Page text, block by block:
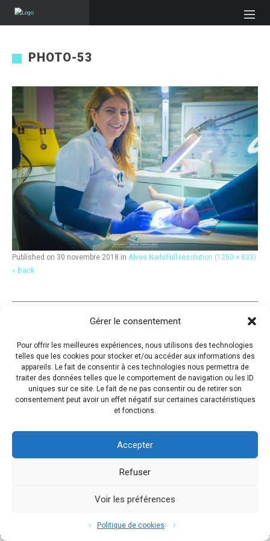
Gérer le consentement
Pour offrir les meilleures expériences, nous utilisons des technologies
telles que les cookies pour stocker et/ou accéder aux informations des
appareils. Le fait de consentir à ces technologies nous permettra de
traiter des données telles que le comportement de navigation ou les ID
uniques sur ce site. Le fait de ne pas consentir ou de retirer son
consentement peut avoir un effet négatif sur certaines caractéristiques
et fonctions.
Accepter
Refuser
Voir les préférences
Politique de cookies
PHOTO-53
Published on 30 novembre 2018 in Alves Nails Full resolution (1250 × 833)
« Back
Copyright © 2017 Flavio Da Costa. All Rights Reserved.